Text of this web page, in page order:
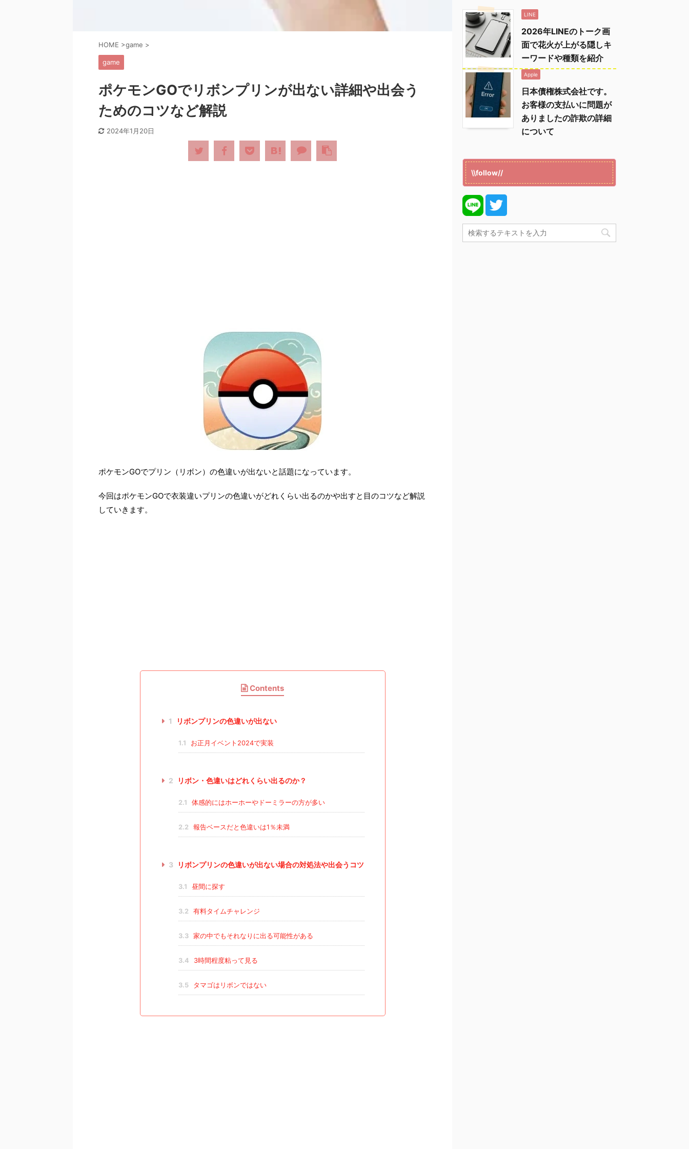
HOME >game >
game
ポケモンGOでリボンプリンが出ない詳細や出会う
ためのコツなど解説
2024年1月20日
ポケモンGOでプリン（リボン）の色違いが出ないと話題になっています。
今回はポケモンGOで衣装違いプリンの色違いがどれくらい出るのかや出すと目のコツなど解説
していきます。
Contents
1 リボンプリンの色違いが出ない
1.1 お正月イベント2024で実装
2 リボン・色違いはどれくらい出るのか？
2.1 体感的にはホーホーやドーミラーの方が多い
2.2 報告ベースだと色違いは1％未満
3 リボンプリンの色違いが出ない場合の対処法や出会うコツ
3.1 昼間に探す
3.2 有料タイムチャレンジ
3.3 家の中でもそれなりに出る可能性がある
3.4 3時間程度粘って見る
3.5 タマゴはリボンではない
LINE
2026年LINEのトーク画
面で花火が上がる隠しキ
ーワードや種類を紹介
Apple
日本債権株式会社です。
お客様の支払いに問題が
ありましたの詐欺の詳細
について
\\follow//